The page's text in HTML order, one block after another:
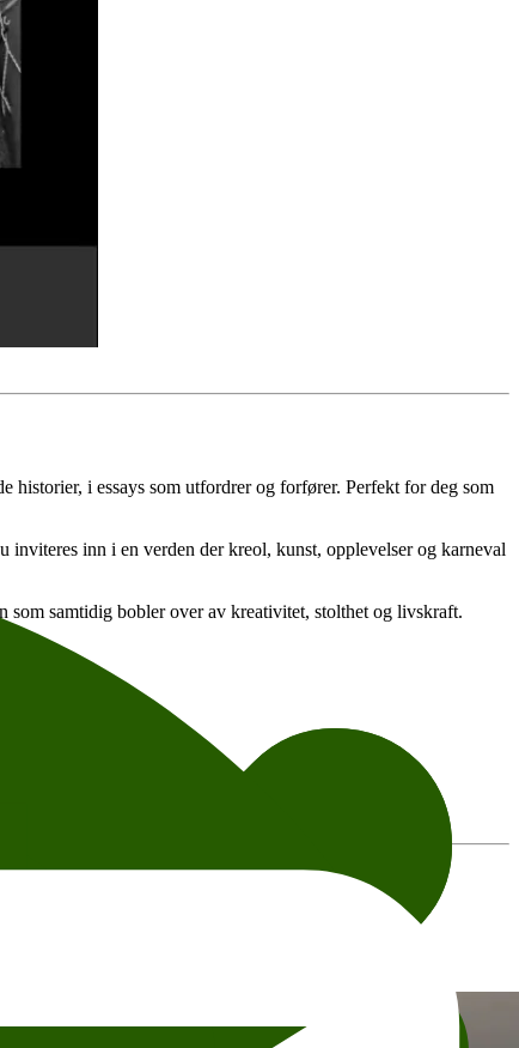
historier, i essays som utfordrer og forfører. Perfekt for deg som
inviteres inn i en verden der kreol, kunst, opplevelser og karneval
samtidig bobler over av kreativitet, stolthet og livskraft.
or other details, please contact the organizer directly.